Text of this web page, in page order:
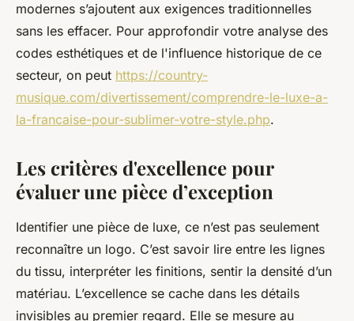
modernes s’ajoutent aux exigences traditionnelles
sans les effacer. Pour approfondir votre analyse des
codes esthétiques et de l'influence historique de ce
secteur, on peut https://country-
musique.com/divertissement/comprendre-le-luxe-a-
la-francaise-pour-sublimer-votre-style.php.
Les critères d'excellence pour
évaluer une pièce d’exception
Identifier une pièce de luxe, ce n’est pas seulement
reconnaître un logo. C’est savoir lire entre les lignes
du tissu, interpréter les finitions, sentir la densité d’un
matériau. L’excellence se cache dans les détails
invisibles au premier regard. Elle se mesure au